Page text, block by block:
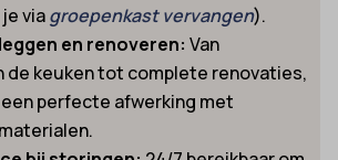
viagroepenkast vervangen).
en renoveren: Van
de keuken tot complete renovaties,
perfecte afwerking met